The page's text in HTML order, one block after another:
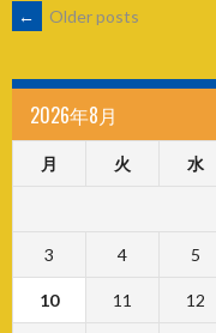
POSTS
NAVIGATION
← Older posts
2026年8月
月 火 水
3 4 5
10 11 12